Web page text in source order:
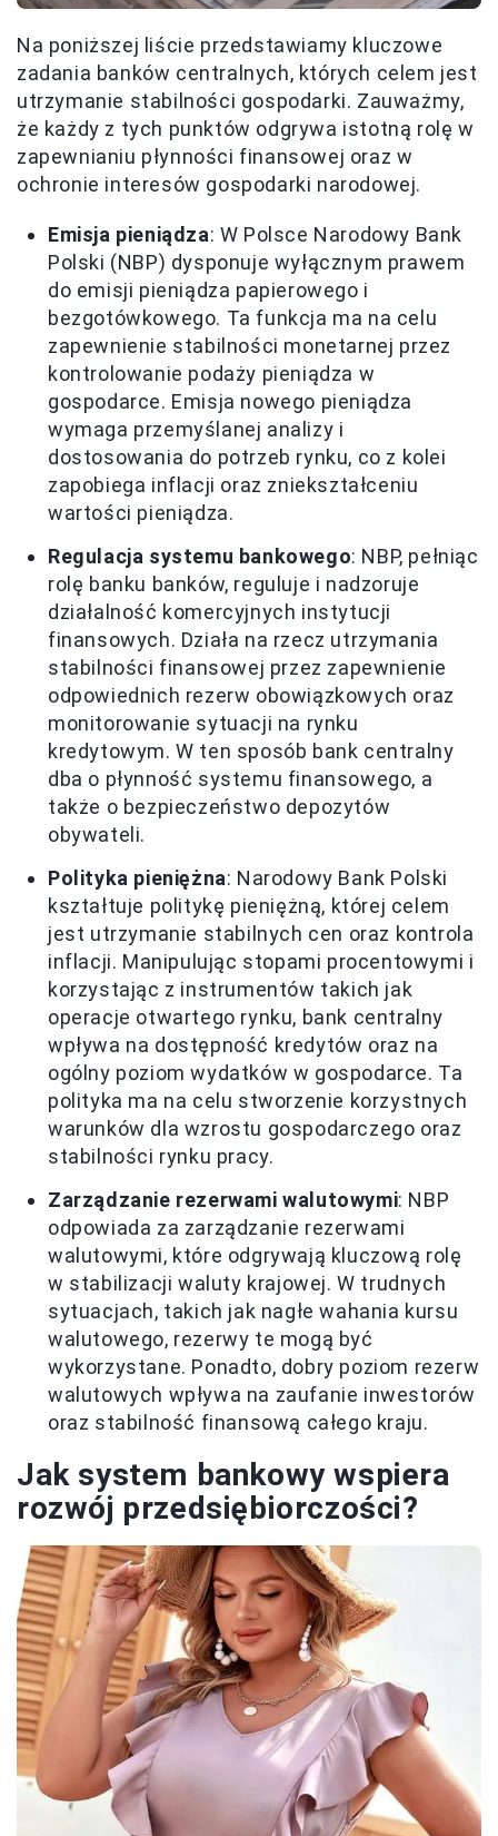
Na poniższej liście przedstawiamy kluczowe
zadania banków centralnych, których celem jest
utrzymanie stabilności gospodarki. Zauważmy,
że każdy z tych punktów odgrywa istotną rolę w
zapewnianiu płynności finansowej oraz w
ochronie interesów gospodarki narodowej.
Emisja pieniądza: W Polsce Narodowy Bank
Polski (NBP) dysponuje wyłącznym prawem
do emisji pieniądza papierowego i
bezgotówkowego. Ta funkcja ma na celu
zapewnienie stabilności monetarnej przez
kontrolowanie podaży pieniądza w
gospodarce. Emisja nowego pieniądza
wymaga przemyślanej analizy i
dostosowania do potrzeb rynku, co z kolei
zapobiega inflacji oraz zniekształceniu
wartości pieniądza.
Regulacja systemu bankowego: NBP, pełniąc
rolę banku banków, reguluje i nadzoruje
działalność komercyjnych instytucji
finansowych. Działa na rzecz utrzymania
stabilności finansowej przez zapewnienie
odpowiednich rezerw obowiązkowych oraz
monitorowanie sytuacji na rynku
kredytowym. W ten sposób bank centralny
dba o płynność systemu finansowego, a
także o bezpieczeństwo depozytów
obywateli.
Polityka pieniężna: Narodowy Bank Polski
kształtuje politykę pieniężną, której celem
jest utrzymanie stabilnych cen oraz kontrola
inflacji. Manipulując stopami procentowymi i
korzystając z instrumentów takich jak
operacje otwartego rynku, bank centralny
wpływa na dostępność kredytów oraz na
ogólny poziom wydatków w gospodarce. Ta
polityka ma na celu stworzenie korzystnych
warunków dla wzrostu gospodarczego oraz
stabilności rynku pracy.
Zarządzanie rezerwami walutowymi: NBP
odpowiada za zarządzanie rezerwami
walutowymi, które odgrywają kluczową rolę
w stabilizacji waluty krajowej. W trudnych
sytuacjach, takich jak nagłe wahania kursu
walutowego, rezerwy te mogą być
wykorzystane. Ponadto, dobry poziom rezerw
walutowych wpływa na zaufanie inwestorów
oraz stabilność finansową całego kraju.
Jak system bankowy wspiera
rozwój przedsiębiorczości?